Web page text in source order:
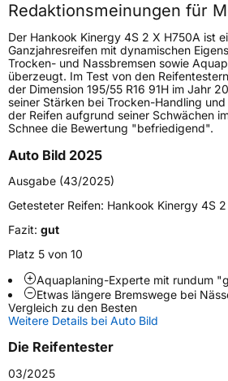
Höchstgeschwindigkeit
240 km/h
Lastindex96
Höchstlast710 kg
Gewicht (in kg)10,952 kg
FahrzeugtypSUV
VerwendungGanzjahresreifen
Modellname
FahrzeugartPKW & SUV
Weitere Eigenschaften
SchlauchtypTL
Zustand
Redaktionsmeinungen für
Der Hankook Kinergy 4S 2 X H750A ist
Ganzjahresreifen mit dynamischen
Trocken- und Nassbremsen sowie
überzeugt. Im Test von den
der Dimension 195/55 R16 91H im Jahr
seiner Stärken bei Trocken-Handling
der Reifen aufgrund seiner Schwächen
Schnee die Bewertung "befriedigend".
Auto Bild 2025
Ausgabe (43/2025)
Getesteter Reifen: Hankook Kinergy 4S
Fazit: gut
Platz 5 von 10
Aquaplaning-Experte mit rundum
Etwas längere Bremswege bei
Vergleich zu den Besten
Weitere Details bei Auto Bild
Die Reifentester
03/2025